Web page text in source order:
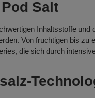
Salt
Inhaltsstoffe
Von fruchtigen bis
die sich durch